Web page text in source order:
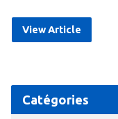
View Article
Catégories